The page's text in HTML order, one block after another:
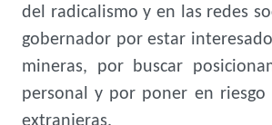
del radicalismo y en las redes
gobernador por estar
mineras, por buscar
personal y por poner en riesgo
extranjeras.